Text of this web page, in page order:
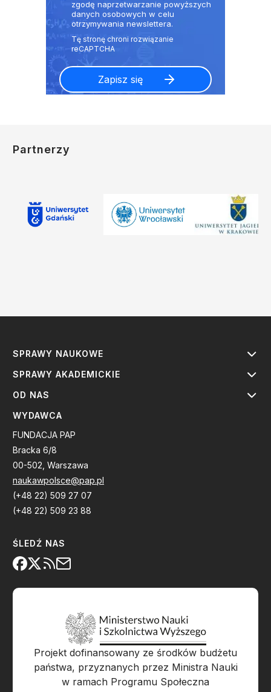
zgodę naprzetwarzanie powyższych
danych osobowych w celu
otrzymywania newslettera.
Partnerzy
SPRAWY NAUKOWE
SPRAWY AKADEMICKIE
OD NAS
WYDAWCA
FUNDACJA PAP
Bracka 6/8
00-502, Warszawa
naukawpolsce@pap.pl
(+48 22) 509 27 07
(+48 22) 509 23 88
ŚLEDŹ NAS
Projekt dofinansowany ze środków budżetu
państwa, przyznanych przez Ministra Nauki
w ramach Programu Społeczna